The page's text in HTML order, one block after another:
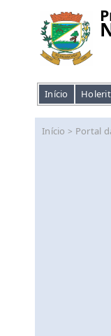
Início
Início > Portal